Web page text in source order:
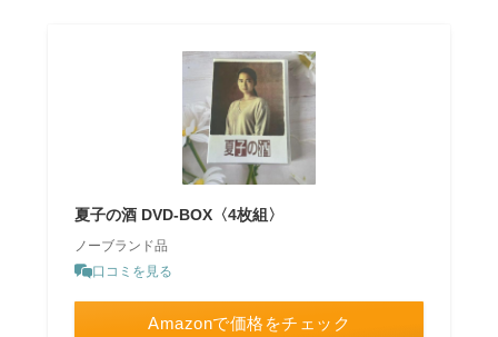
夏子の酒 DVD-BOX〈4枚組〉
ノーブランド品
口コミを見る
Amazonで価格をチェック